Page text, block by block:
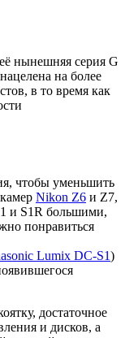
нынешняя серия G
на более
в то время как
чтобы уменьшить
Nikon Z6 и Z7,
и S1R большими,
понравиться
Lumix DC-S1)
достаточное
и дисков, а